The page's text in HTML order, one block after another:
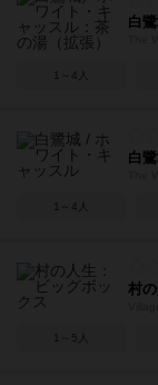
白
1～4人
白
1～4人
村
1～5人